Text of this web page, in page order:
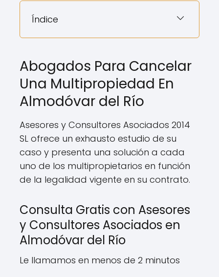
Índice
Abogados Para Cancelar
Una Multipropiedad En
Almodóvar del Río
Asesores y Consultores Asociados 2014
SL ofrece un exhausto estudio de su
caso y presenta una solución a cada
uno de los multipropietarios en función
de la legalidad vigente en su contrato.
Consulta Gratis con Asesores
y Consultores Asociados en
Almodóvar del Río
Le llamamos en menos de 2 minutos